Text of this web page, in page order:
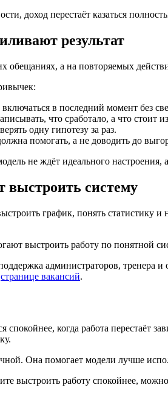
доход перестаёт казаться
результат
обещаниях, а на повторяемых
в последний момент без
что сработало, а что стоит
одну гипотезу за раз.
помогать, а не доводить до
не ждёт идеального
выстроить систему
график, понять статистику
выстроить работу по понятной
администраторов, тренера
странице вакансий.
спокойнее, когда работа перестаёт
Она помогает модели лучше
выстроить работу спокойнее,